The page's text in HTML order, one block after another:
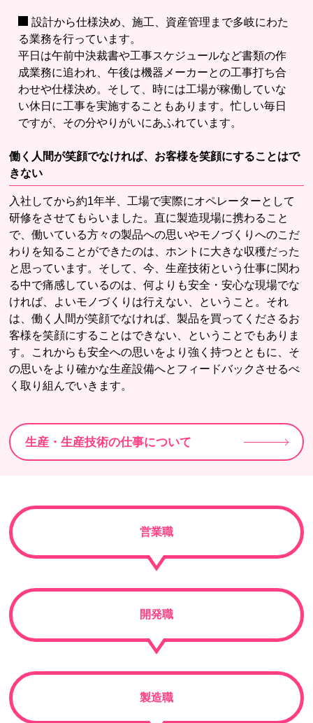
設計から仕様決め、施工、資産管理まで多岐にわた
る業務を行っています。
平日は午前中決裁書や工事スケジュールなど書類の作
成業務に追われ、午後は機器メーカーとの工事打ち合
わせや仕様決め。そして、時には工場が稼働していな
い休日に工事を実施することもあります。忙しい毎日
ですが、その分やりがいにあふれています。
働く人間が笑顔でなければ、お客様を笑顔にすることはで
きない
入社してから約1年半、工場で実際にオペレーターとして
研修をさせてもらいました。直に製造現場に携わること
で、働いている方々の製品への思いやモノづくりへのこだ
わりを知ることができたのは、ホントに大きな収穫だった
と思っています。そして、今、生産技術という仕事に関わ
る中で痛感しているのは、何よりも安全・安心な現場でな
ければ、よいモノづくりは行えない、ということ。それ
は、働く人間が笑顔でなければ、製品を買ってくださるお
客様を笑顔にすることはできない、ということでもありま
す。これからも安全への思いをより強く持つとともに、そ
の思いをより確かな生産設備へとフィードバックさせるべ
く取り組んでいきます。
生産・生産技術の仕事について
営業職
開発職
製造職